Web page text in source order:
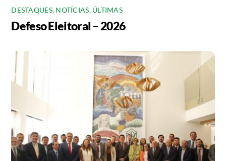
DESTAQUES, NOTÍCIAS, ÚLTIMAS
Defeso Eleitoral – 2026